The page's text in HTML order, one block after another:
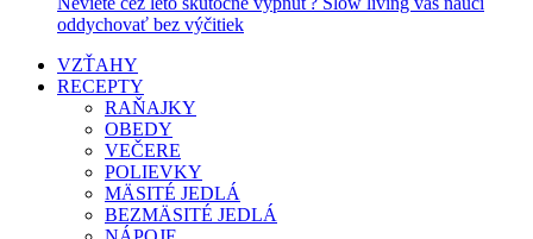
oddychovať bez výčitiek
VZŤAHY
RECEPTY
RAŇAJKY
OBEDY
VEČERE
POLIEVKY
MÄSITÉ JEDLÁ
BEZMÄSITÉ JEDLÁ